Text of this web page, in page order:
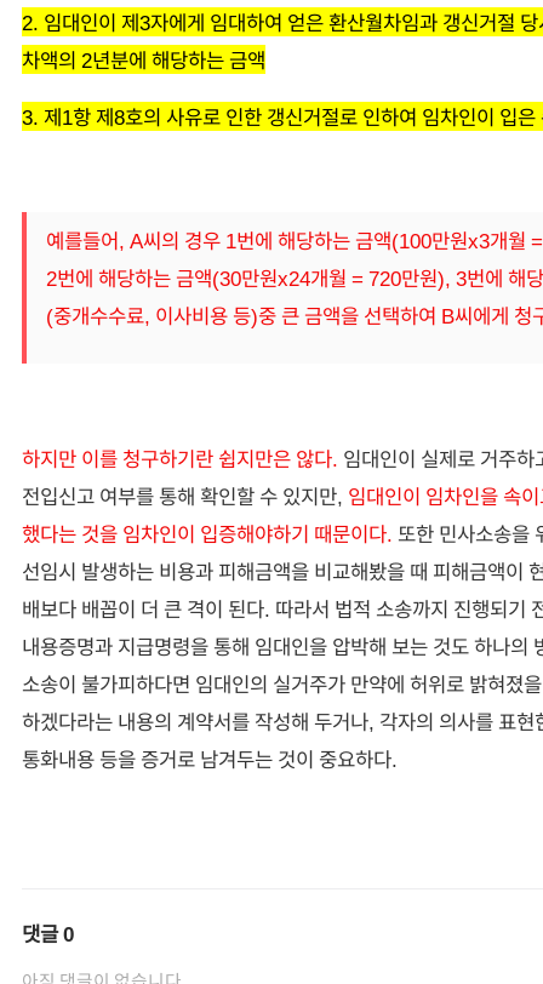
2. 임대인이 제3자에게 임대하여 얻은 환산월차임과 갱신거절
차액의 2년분에 해당하는 금액
3. 제1항 제8호의 사유로 인한 갱신거절로 인하여 임차인이 입은
예를들어, A씨의 경우 1번에 해당하는 금액(100만원x3개월
2번에 해당하는 금액(30만원x24개월 = 720만원), 3번에 해
(중개수수료, 이사비용 등)중 큰 금액을 선택하여 B씨에게 청
하지만 이를 청구하기란 쉽지만은 않다. 임대인이 실제로 거주하
전입신고 여부를 통해 확인할 수 있지만, 임대인이 임차인을 속
했다는 것을 임차인이 입증해야하기 때문이다. 또한 민사소송을
선임시 발생하는 비용과 피해금액을 비교해봤을 때 피해금액이
배보다 배꼽이 더 큰 격이 된다. 따라서 법적 소송까지 진행되기
내용증명과 지급명령을 통해 임대인을 압박해 보는 것도 하나의
소송이 불가피하다면 임대인의 실거주가 만약에 허위로 밝혀졌
하겠다라는 내용의 계약서를 작성해 두거나, 각자의 의사를 표현
통화내용 등을 증거로 남겨두는 것이 중요하다.
댓글0